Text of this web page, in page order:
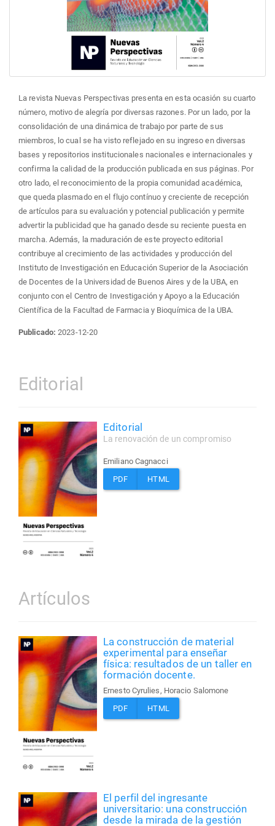
La revista Nuevas Perspectivas presenta en esta ocasión su cuarto
número, motivo de alegría por diversas razones. Por un lado, por la
consolidación de una dinámica de trabajo por parte de sus
miembros, lo cual se ha visto reflejado en su ingreso en diversas
bases y repositorios institucionales nacionales e internacionales y
confirma la calidad de la producción publicada en sus páginas. Por
otro lado, el reconocimiento de la propia comunidad académica,
que queda plasmado en el flujo contínuo y creciente de recepción
de artículos para su evaluación y potencial publicación y permite
advertir la publicidad que ha ganado desde su reciente puesta en
marcha. Además, la maduración de este proyecto editorial
contribuye al crecimiento de las actividades y producción del
Instituto de Investigación en Educación Superior de la Asociación
de Docentes de la Universidad de Buenos Aires y de la UBA, en
conjunto con el Centro de Investigación y Apoyo a la Educación
Científica de la Facultad de Farmacia y Bioquímica de la UBA.
Publicado:2023-12-20
Editorial
Editorial
La renovación de un compromiso
Emiliano Cagnacci
PDF
HTML
Artículos
La construcción de material
experimental para enseñar
física: resultados de un taller en
formación docente.
Ernesto Cyrulies, Horacio Salomone
PDF
HTML
El perfil del ingresante
universitario: una construcción
desde la mirada de la gestión